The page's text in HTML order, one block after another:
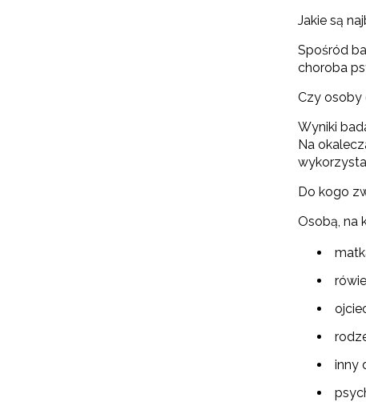
Jakie są
Spośród
choroba
Czy osoby
Wyniki
Na
Do kogo
Osobą, na
inny